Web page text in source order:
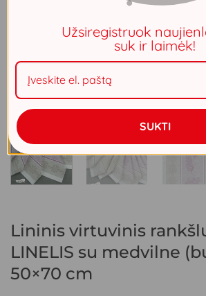
Lininis virtuvinis
LINELIS su medvilne
50×70 cm
Užsiregistruok
suk ir laimėk!
SUKTI